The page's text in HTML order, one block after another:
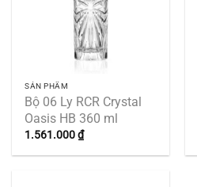
SẢN PHẨM
Bộ 06 Ly RCR Crystal
Oasis HB 360 ml
1.561.000₫